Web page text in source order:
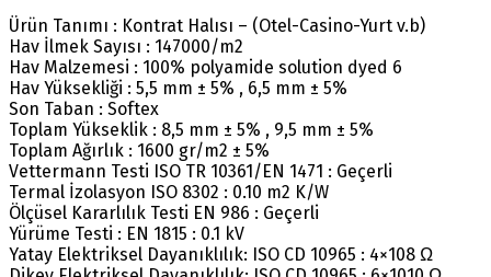
Ürün Tanımı : Kontrat Halısı – (Otel-Casino-Yurt v.b)
Hav İlmek Sayısı : 147000/m2
Hav Malzemesi : 100% polyamide solution dyed 6
Hav Yüksekliği : 5,5 mm ± 5% , 6,5 mm ± 5%
Son Taban : Softex
Toplam Yükseklik : 8,5 mm ± 5% , 9,5 mm ± 5%
Toplam Ağırlık : 1600 gr/m2 ± 5%
Vettermann Testi ISO TR 10361/EN 1471 : Geçerli
Termal İzolasyon ISO 8302 : 0.10 m2 K/W
Ölçüsel Kararlılık Testi EN 986 : Geçerli
Yürüme Testi : EN 1815 : 0.1 kV
Yatay Elektriksel Dayanıklılık: ISO CD 10965 : 4×108 Ω